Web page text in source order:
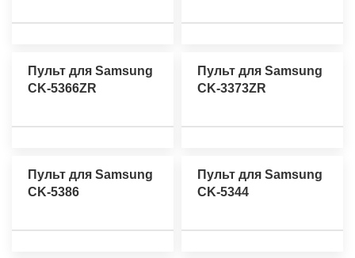
Пульт для Samsung
CK-5366ZR
Пульт для Samsung
CK-3373ZR
Пульт для Samsung
CK-5386
Пульт для Samsung
CK-5344